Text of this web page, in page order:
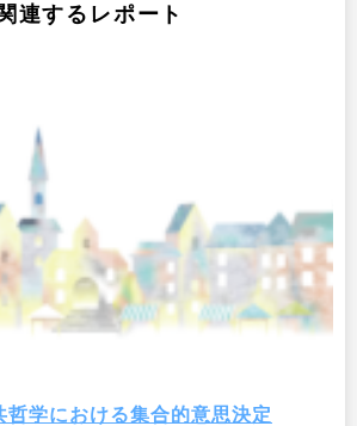
連するレポート
哲学における集合的意思決定